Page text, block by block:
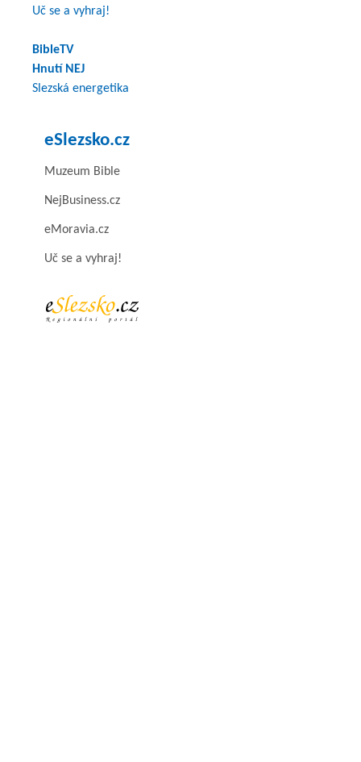
Uč se a vyhraj!
BibleTV
Hnutí NEJ
Slezská energetika
eSlezsko.cz
Muzeum Bible
NejBusiness.cz
eMoravia.cz
Uč se a vyhraj!